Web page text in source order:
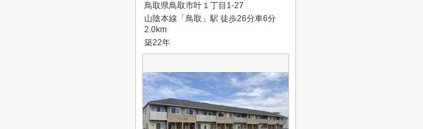
鳥取県鳥取市叶１丁目1-27
山陰本線「鳥取」駅 徒歩26分車6分
2.0km
築22年